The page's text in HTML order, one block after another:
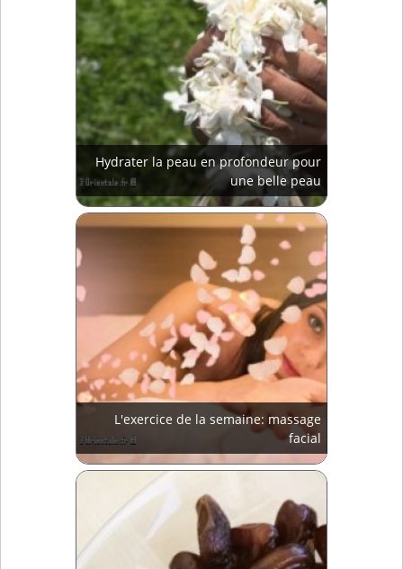
Hydrater la peau en profondeur pour
une belle peau
L'exercice de la semaine: massage
facial